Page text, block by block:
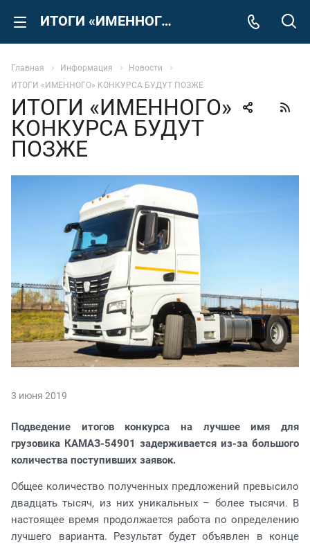
ИТОГИ «ИМЕННОГО» КОНКУРСА БУДУТ ПОЗЖЕ
Главная Информация
Новости
ИТОГИ «ИМЕННОГО» КОНКУРСА БУДУТ ПОЗЖЕ
ИТОГИ «ИМЕННОГО»
КОНКУРСА БУДУТ
ПОЗЖЕ
3 июня 2019
Подведение итогов конкурса на лучшее имя для
грузовика КАМАЗ-54901 задерживается из-за большого
количества поступивших заявок.
Общее количество полученных предложений превысило
двадцать тысяч, из них уникальных – более тысячи. В
настоящее время продолжается работа по определению
лучшего варианта. Результат будет объявлен в конце